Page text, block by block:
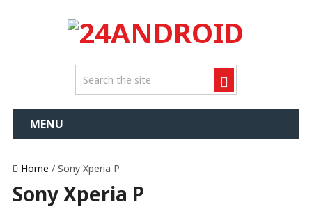
MENU
Home / Sony Xperia P
Sony Xperia P